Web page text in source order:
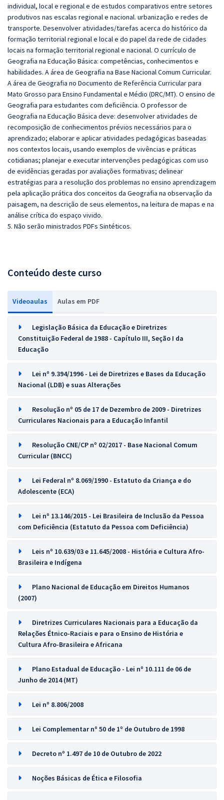
individual, local e regional e de estudos comparativos entre setores
produtivos nas escalas regional e nacional. urbanização e redes de
transporte. Desenvolver atividades/tarefas acerca do histórico da
formação territorial regional e local e do papel da rede de cidades
locais na formação territorial regional e nacional. O currículo de
Geografia na Educação Básica: competências, conhecimentos e
habilidades. A área de Geografia na Base Nacional Comum Curricular.
A área de Geografia no Documento de Referência Curricular para
Mato Grosso para Ensino Fundamental e Médio (DRC/MT). O ensino de
Geografia para estudantes com deficiência. O professor de
Geografia na Educação Básica deve: desenvolver atividades de
recomposição de conhecimentos prévios necessários para o
aprendizado; elaborar e aplicar atividades pedagógicas baseadas
nos contextos locais, usando exemplos de vivências e práticas
cotidianas; planejar e executar intervenções pedagógicas com uso
de evidências geradas por avaliações formativas; delinear
estratégias para a resolução dos problemas no ensino aprendizagem
pela aplicação prática dos conceitos da Geografia na observação da
paisagem, na descrição de seus elementos, na leitura de mapas e na
análise crítica do espaço vivido.
5. Não serão ministrados PDFs Sintéticos.
Conteúdo deste curso
Videoaulas Aulas em PDF
Legislação Básica da Educação e Diretrizes
Constituição Federal de 1988 - Capítulo III, Seção I da
Educação
Lei nº 9.394/1996 - Lei de Diretrizes e Bases da Educação
Nacional (LDB) e suas Alterações
Resolução nº 05 de 17 de Dezembro de 2009 - Diretrizes
Curriculares Nacionais para a Educação Infantil
Resolução CNE/CP nº 02/2017 - Base Nacional Comum
Curricular (BNCC)
Lei Federal nº 8.069/1990 - Estatuto da Criança e do
Adolescente (ECA)
Lei nº 13.146/2015 - Lei Brasileira de Inclusão da Pessoa
com Deficiência (Estatuto da Pessoa com Deficiência)
Leis nº 10.639/03 e 11.645/2008 - História e Cultura Afro-
Brasileira e Indígena
Plano Nacional de Educação em Direitos Humanos
(2007)
Diretrizes Curriculares Nacionais para a Educação da
Relações Étnico-Raciais e para o Ensino de História e
Cultura Afro-Brasileira e Africana
Plano Estadual de Educação - Lei nº 10.111 de 06 de
Junho de 2014 (MT)
Lei nº 8.806/2008
Lei Complementar nº 50 de 1º de Outubro de 1998
Decreto nº 1.497 de 10 de Outubro de 2022
Noções Básicas de Ética e Filosofia